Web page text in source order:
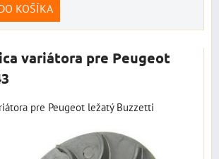
KOŠÍKA
variátora pre Peugeot
pre Peugeot ležatý Buzzetti